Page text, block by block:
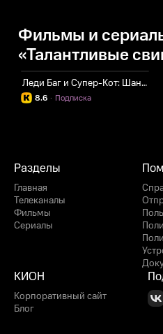
Фильмы и
«Талантливые
Леди Баг и Супер-Кот: Шанхай. Легенда о Леди Драконе
8.6 Подписка
·
Разделы
Главная
Телеканалы
Фильмы
Сериалы
КИОН
Корпоративный сайт
Блог